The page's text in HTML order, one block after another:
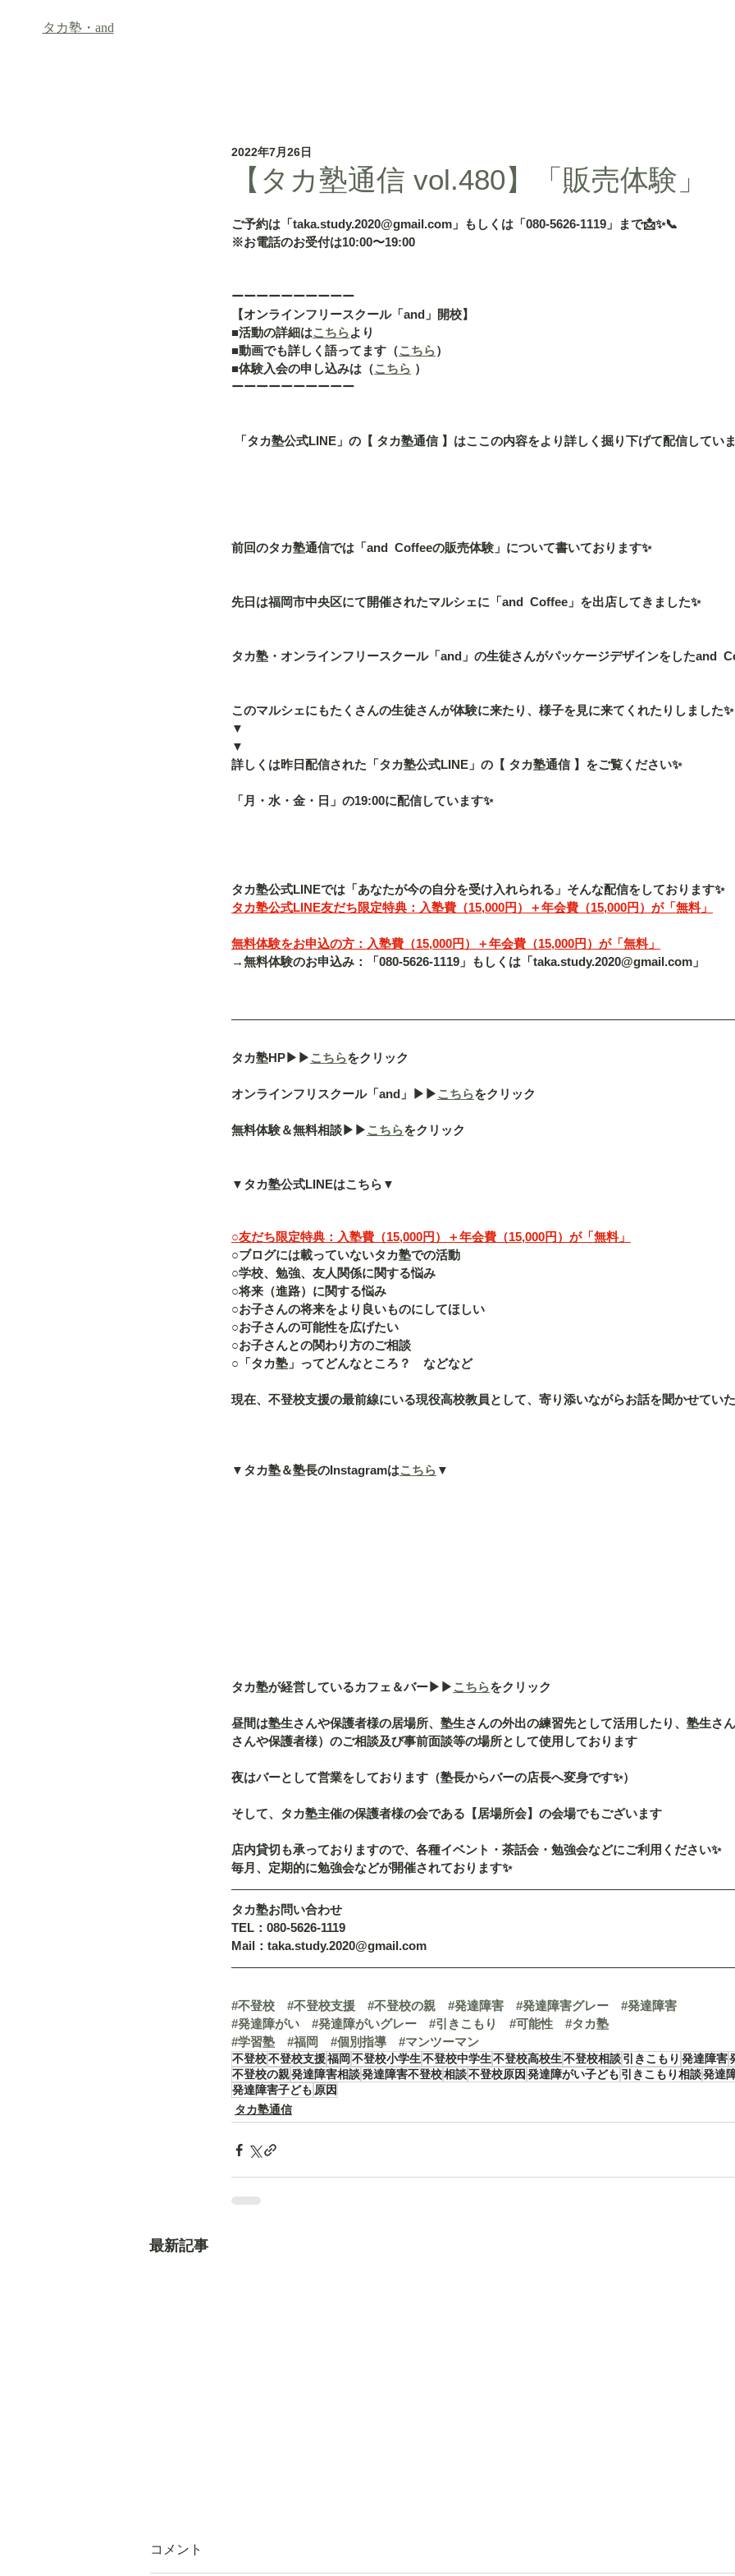
タカ塾・ and
【タカ塾通信 vol.480】「販売体験」
2022年7月26日
ご予約は「taka.study.2020@gmail.com」もしくは「080-5626-1119」まで📩✨📞
※お電話のお受付は10:00〜19:00
ーーーーーーーーーー
【オンラインフリースクール「and」開校】
■活動の詳細はこちらより
■動画でも詳しく語ってます（こちら）
■体験入会の申し込みは（こちら ）
ーーーーーーーーーー
「タカ塾公式LINE」の【 タカ塾通信 】はここの内容をより詳しく掘り下げて配信してい
前回のタカ塾通信では「and  Coffeeの販売体験」について書いております✨
先日は福岡市中央区にて開催されたマルシェに「and  Coffee」を出店してきました✨
タカ塾・オンラインフリースクール「and」の生徒さんがパッケージデザインをしたand
このマルシェにもたくさんの生徒さんが体験に来たり、様子を見に来てくれたりしました✨
▼
▼
詳しくは昨日配信された「タカ塾公式LINE」の【 タカ塾通信 】をご覧ください✨
「月・水・金・日」の19:00に配信しています✨
タカ塾公式LINEでは「あなたが今の自分を受け入れられる」そんな配信をしております✨
タカ塾公式LINE友だち限定特典：入塾費（15,000円）＋年会費（15,000円）が「無料」
無料体験をお申込の方：入塾費（15,000円）＋年会費（15,000円）が「無料」
→無料体験のお申込み：「080-5626-1119」もしくは「taka.study.2020@gmail.com」
タカ塾HP▶︎▶︎こちらをクリック
オンラインフリスクール「and」▶︎▶︎こちらをクリック
無料体験＆無料相談▶︎▶︎こちらをクリック
▼タカ塾公式LINEはこちら▼
○友だち限定特典：入塾費（15,000円）＋年会費（15,000円）が「無料」
○ブログには載っていないタカ塾での活動
○学校、勉強、友人関係に関する悩み
○将来（進路）に関する悩み
○お子さんの将来をより良いものにしてほしい
○お子さんの可能性を広げたい
○お子さんとの関わり方のご相談
○「タカ塾」ってどんなところ？　などなど
現在、不登校支援の最前線にいる現役高校教員として、寄り添いながらお話を聞かせてい
▼タカ塾＆塾長のInstagramはこちら ▼
タカ塾が経営しているカフェ＆バー▶︎▶︎こちらをクリック
昼間は塾生さんや保護者様の居場所、塾生さんの外出の練習先として活用したり、塾生さ
さんや保護者様）のご相談及び事前面談等の場所として使用しております
夜はバーとして営業をしております（塾長からバーの店長へ変身です✨）
そして、タカ塾主催の保護者様の会である【居場所会】の会場でもございます
店内貸切も承っておりますので、各種イベント・茶話会・勉強会などにご利用ください✨
毎月、定期的に勉強会などが開催されております✨
タカ塾お問い合わせ
TEL：080-5626-1119
Mail：taka.study.2020@gmail.com
#不登校 #不登校支援 #不登校の親 #発達障害 #発達障害グレー
#発達障害
#発達障がい
#発達障がいグレー #引きこもり #可能性
#タカ塾
#学習塾
#福岡 #個別指導 #マンツーマン
不登校不登校支援福岡 不登校小学生不登校中学生不登校高校生不登校相談引きこもり 発達障害
不登校の親発達障害相談発達障害不登校相談不登校原因 発達障がい子ども 引きこもり相談発達
発達障害子ども 原因
タカ塾通信
最新記事
コメント